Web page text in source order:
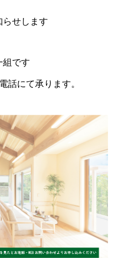
せします
です
話にて承ります。